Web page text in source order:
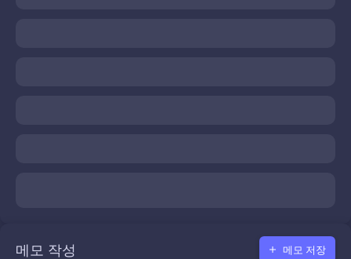
메모 작성 메모 저장